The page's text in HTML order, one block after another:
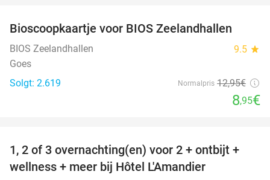
Bioscoopkaartje voor BIOS Zeelandhallen
BIOS Zeelandhallen 9.5 star
Goes
Solgt: 2.619
Normalpris 12,95€
8,95€
32%
DAG
1, 2 of 3 overnachting(en) voor 2 + ontbijt +
wellness + meer bij Hôtel L'Amandier